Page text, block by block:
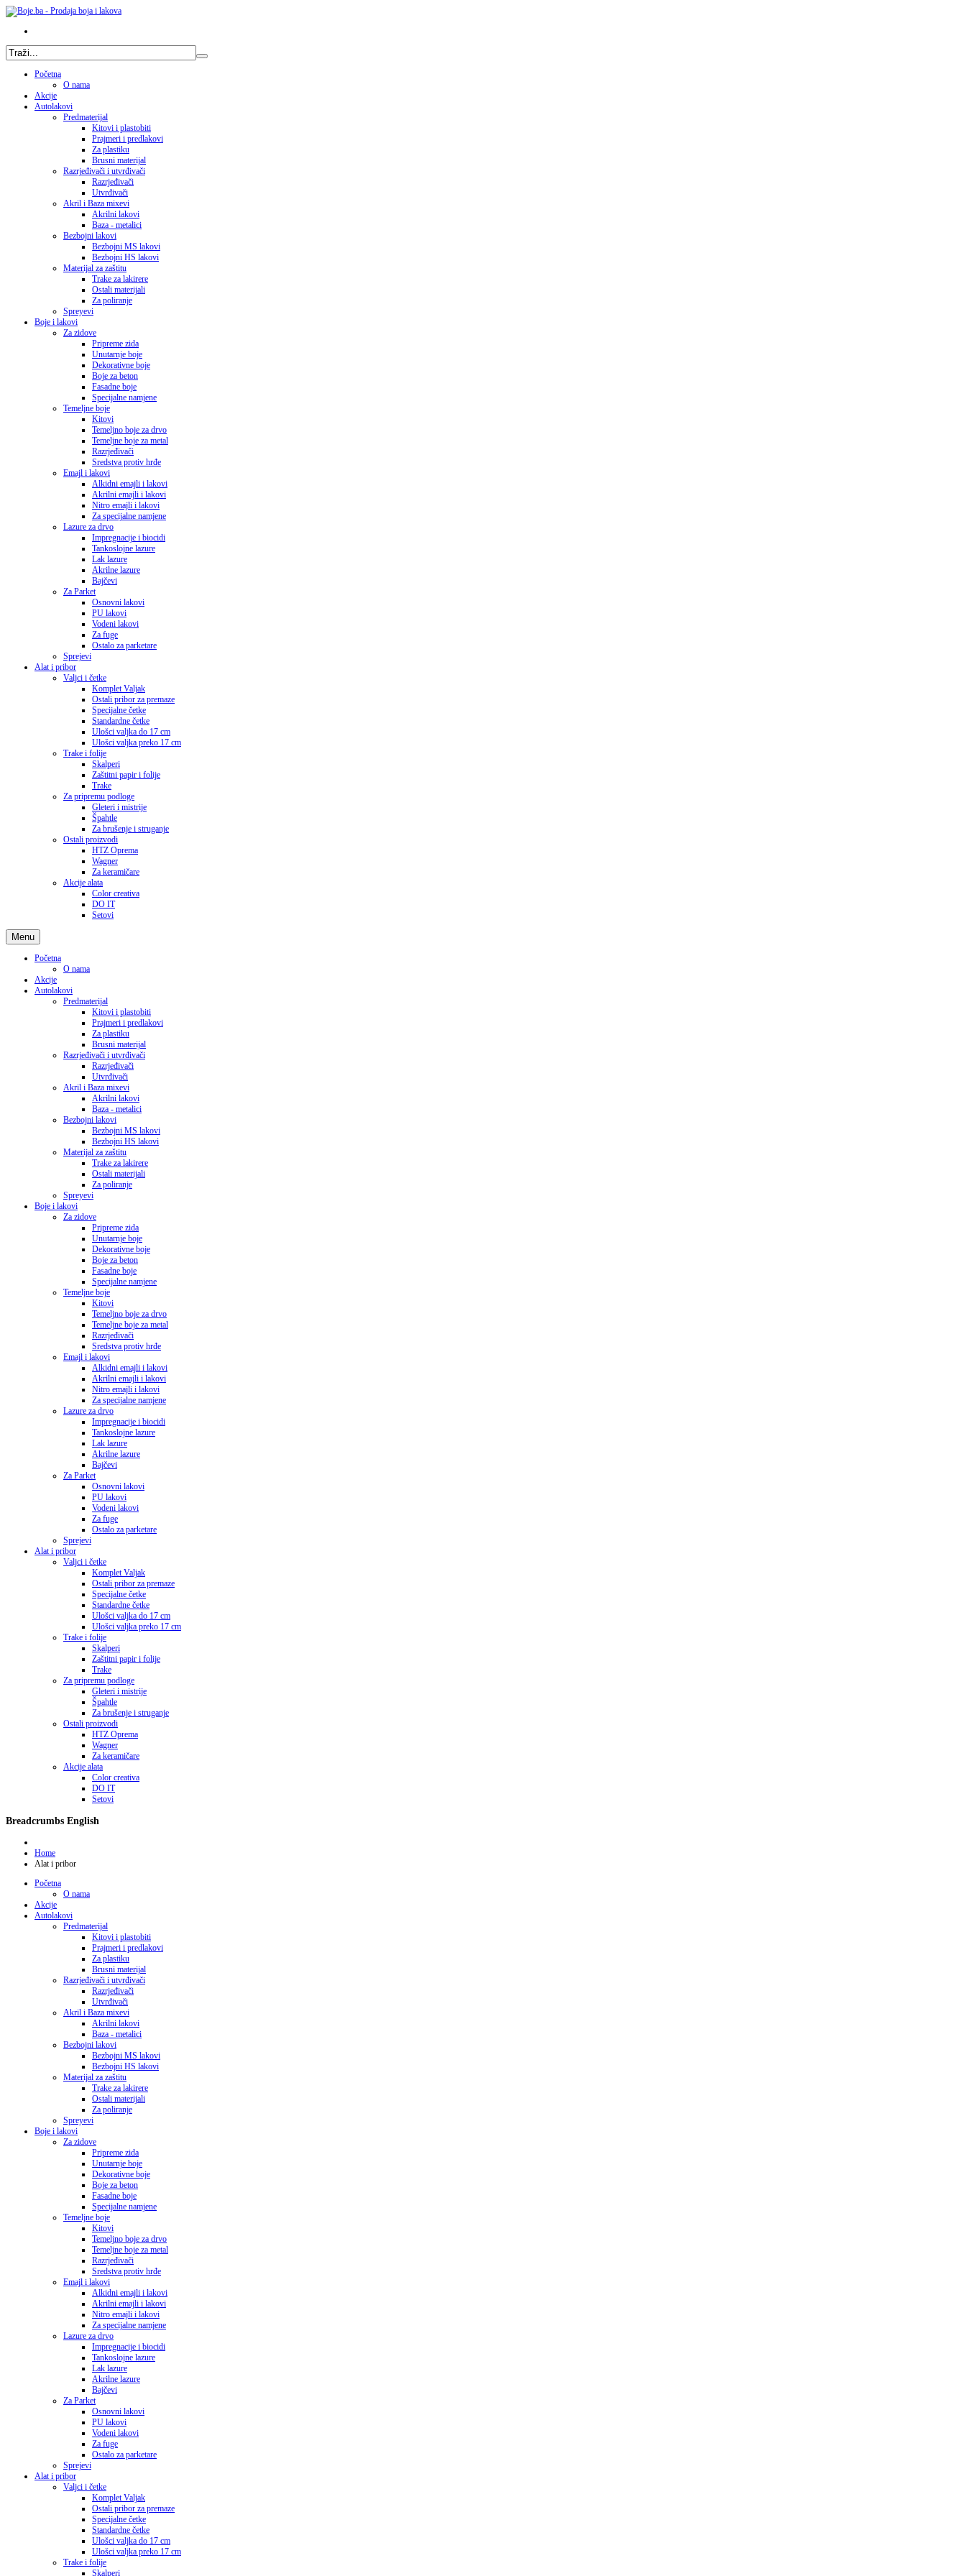
Početna
O nama
Akcije
Autolakovi
Predmaterijal
Kitovi i plastobiti
Prajmeri i predlakovi
Za plastiku
Brusni materijal
Razrjeđivači i utvrđivači
Razrjeđivači
Utvrđivači
Akril i Baza mixevi
Akrilni lakovi
Baza - metalici
Bezbojni lakovi
Bezbojni MS lakovi
Bezbojni HS lakovi
Materijal za zaštitu
Trake za lakirere
Ostali materijali
Za poliranje
Spreyevi
Boje i lakovi
Za zidove
Pripreme zida
Unutarnje boje
Dekorativne boje
Boje za beton
Fasadne boje
Specijalne namjene
Temeljne boje
Kitovi
Temeljno boje za drvo
Temeljne boje za metal
Razrjeđivači
Sredstva protiv hrđe
Emajl i lakovi
Alkidni emajli i lakovi
Akrilni emajli i lakovi
Nitro emajli i lakovi
Za specijalne namjene
Lazure za drvo
Impregnacije i biocidi
Tankoslojne lazure
Lak lazure
Akrilne lazure
Bajčevi
Za Parket
Osnovni lakovi
PU lakovi
Vodeni lakovi
Za fuge
Ostalo za parketare
Sprejevi
Alat i pribor
Valjci i četke
Komplet Valjak
Ostali pribor za premaze
Specijalne četke
Standardne četke
Ulošci valjka do 17 cm
Ulošci valjka preko 17 cm
Trake i folije
Skalperi
Zaštitni papir i folije
Trake
Za pripremu podloge
Gleteri i mistrije
Špahtle
Za brušenje i struganje
Ostali proizvodi
HTZ Oprema
Wagner
Za keramičare
Akcije alata
Color creativa
DO IT
Setovi
Menu
Početna
O nama
Akcije
Autolakovi
Predmaterijal
Kitovi i plastobiti
Prajmeri i predlakovi
Za plastiku
Brusni materijal
Razrjeđivači i utvrđivači
Razrjeđivači
Utvrđivači
Akril i Baza mixevi
Akrilni lakovi
Baza - metalici
Bezbojni lakovi
Bezbojni MS lakovi
Bezbojni HS lakovi
Materijal za zaštitu
Trake za lakirere
Ostali materijali
Za poliranje
Spreyevi
Boje i lakovi
Za zidove
Pripreme zida
Unutarnje boje
Dekorativne boje
Boje za beton
Fasadne boje
Specijalne namjene
Temeljne boje
Kitovi
Temeljno boje za drvo
Temeljne boje za metal
Razrjeđivači
Sredstva protiv hrđe
Emajl i lakovi
Alkidni emajli i lakovi
Akrilni emajli i lakovi
Nitro emajli i lakovi
Za specijalne namjene
Lazure za drvo
Impregnacije i biocidi
Tankoslojne lazure
Lak lazure
Akrilne lazure
Bajčevi
Za Parket
Osnovni lakovi
PU lakovi
Vodeni lakovi
Za fuge
Ostalo za parketare
Sprejevi
Alat i pribor
Valjci i četke
Komplet Valjak
Ostali pribor za premaze
Specijalne četke
Standardne četke
Ulošci valjka do 17 cm
Ulošci valjka preko 17 cm
Trake i folije
Skalperi
Zaštitni papir i folije
Trake
Za pripremu podloge
Gleteri i mistrije
Špahtle
Za brušenje i struganje
Ostali proizvodi
HTZ Oprema
Wagner
Za keramičare
Akcije alata
Color creativa
DO IT
Setovi
Breadcrumbs English
Home
Alat i pribor
Početna
O nama
Akcije
Autolakovi
Predmaterijal
Kitovi i plastobiti
Prajmeri i predlakovi
Za plastiku
Brusni materijal
Razrjeđivači i utvrđivači
Razrjeđivači
Utvrđivači
Akril i Baza mixevi
Akrilni lakovi
Baza - metalici
Bezbojni lakovi
Bezbojni MS lakovi
Bezbojni HS lakovi
Materijal za zaštitu
Trake za lakirere
Ostali materijali
Za poliranje
Spreyevi
Boje i lakovi
Za zidove
Pripreme zida
Unutarnje boje
Dekorativne boje
Boje za beton
Fasadne boje
Specijalne namjene
Temeljne boje
Kitovi
Temeljno boje za drvo
Temeljne boje za metal
Razrjeđivači
Sredstva protiv hrđe
Emajl i lakovi
Alkidni emajli i lakovi
Akrilni emajli i lakovi
Nitro emajli i lakovi
Za specijalne namjene
Lazure za drvo
Impregnacije i biocidi
Tankoslojne lazure
Lak lazure
Akrilne lazure
Bajčevi
Za Parket
Osnovni lakovi
PU lakovi
Vodeni lakovi
Za fuge
Ostalo za parketare
Sprejevi
Alat i pribor
Valjci i četke
Komplet Valjak
Ostali pribor za premaze
Specijalne četke
Standardne četke
Ulošci valjka do 17 cm
Ulošci valjka preko 17 cm
Trake i folije
Skalperi